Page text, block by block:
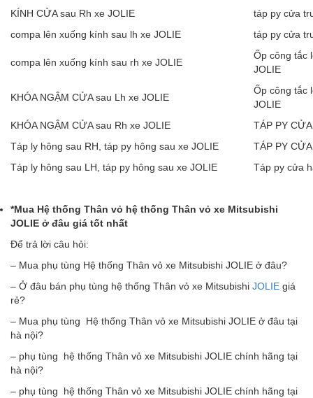
KÍNH CỬA sau Rh xe JOLIE
táp py cửa
compa lên xuống kính sau lh xe JOLIE
táp py cửa
compa lên xuống kính sau rh xe JOLIE
Ốp công tắc
JOLIE
KHÓA NGẬM CỬA sau Lh xe JOLIE
Ốp công tắc
JOLIE
KHÓA NGẬM CỬA sau Rh xe JOLIE
TÁP PY
Táp ly hông sau RH, táp py hông sau xe JOLIE
TÁP PY
Táp ly hông sau LH, táp py hông sau xe JOLIE
Táp py cửa
*Mua Hệ thống Thân vỏ hệ thống Thân vỏ xe Mitsubishi
JOLIE ở đâu giá tốt nhất
Để trả lời câu hỏi:
– Mua phụ tùng Hệ thống Thân vỏ xe Mitsubishi JOLIE ở đâu?
– Ở đâu bán phụ tùng hệ thống Thân vỏ xe Mitsubishi JOLIE giá
rẻ?
– Mua phụ tùng Hệ thống Thân vỏ xe Mitsubishi JOLIE ở đâu tại
hà nội?
– phụ tùng hệ thống Thân vỏ xe Mitsubishi JOLIE chính hãng tại
hà nội?
– phụ tùng hệ thống Thân vỏ xe Mitsubishi JOLIE chính hãng tại